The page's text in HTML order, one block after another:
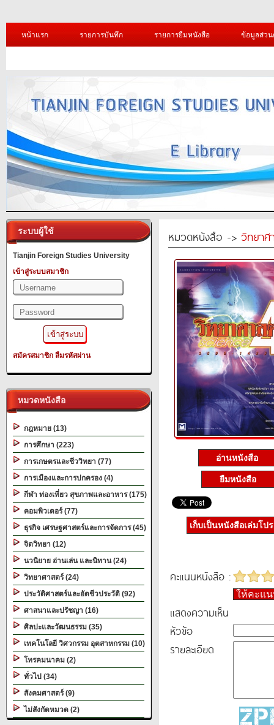
หน้าแรก รายการบันทึก รายการยืมหนังสือ ข้อมูลส่ว
ระบบผู้ใช้
Tianjin Foreign Studies University
เข้าสู่ระบบสมาชิก
สมัครสมาชิก ลืมรหัสผ่าน
หมวดหนังสือ
กฎหมาย (13)
การศึกษา (223)
การเกษตรและชีววิทยา (77)
การเมืองและการปกครอง (4)
กีฬา ท่องเที่ยว สุขภาพและอาหาร (175)
คอมพิวเตอร์ (77)
ธุรกิจ เศรษฐศาสตร์และการจัดการ (45)
จิตวิทยา (12)
นวนิยาย อ่านเล่น และนิทาน (24)
วิทยาศาสตร์ (24)
ประวัติศาสตร์และอัตชีวประวัติ (92)
ศาสนาและปรัชญา (16)
ศิลปะและวัฒนธรรม (35)
เทคโนโลยี วิศวกรรม อุตสาหกรรม (10)
โทรคมนาคม (2)
ทั่วไป (34)
สังคมศาสตร์ (9)
ไม่สังกัดหมวด (2)
หมวดหนังสือ -> วิทยาศ
อ่านหนังสือ
ยืมหนังสือ
เก็บเป็นหนังสือเล่มโป
คะแนนหนังสือ :
ให้คะแ
แสดงความเห็น
หัวข้อ
รายละเอียด